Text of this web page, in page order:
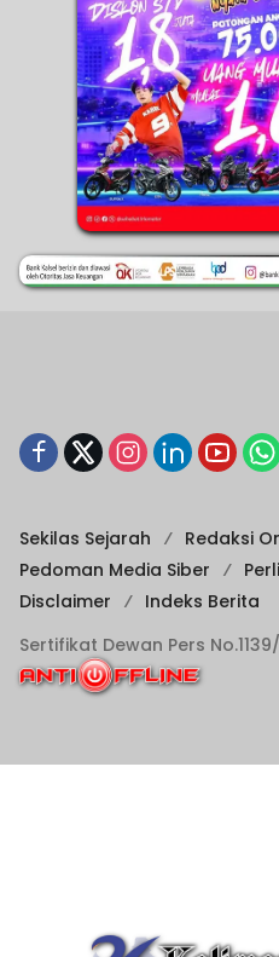
Sekilas Sejarah
Redaksi
Pedoman Media Siber
Disclaimer
Indeks Berita
Sertifikat Dewan Pers